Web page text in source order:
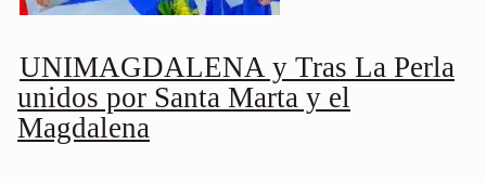
UNIMAGDALENA y Tras La Perla
unidos por Santa Marta y el
Magdalena